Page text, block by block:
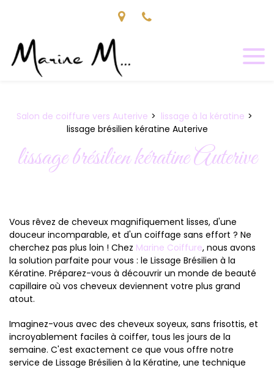
Salon de coiffure vers Auterive
lissage à la kératine
lissage brésilien kératine Auterive
lissage brésilien kératine Auterive
Vous rêvez de cheveux magnifiquement lisses, d'une
douceur incomparable, et d'un coiffage sans effort ? Ne
cherchez pas plus loin ! Chez Marine Coiffure, nous avons
la solution parfaite pour vous : le Lissage Brésilien à la
Kératine. Préparez-vous à découvrir un monde de beauté
capillaire où vos cheveux deviennent votre plus grand
atout.
Imaginez-vous avec des cheveux soyeux, sans frisottis, et
incroyablement faciles à coiffer, tous les jours de la
semaine. C'est exactement ce que vous offre notre
service de Lissage Brésilien à la Kératine, une technique